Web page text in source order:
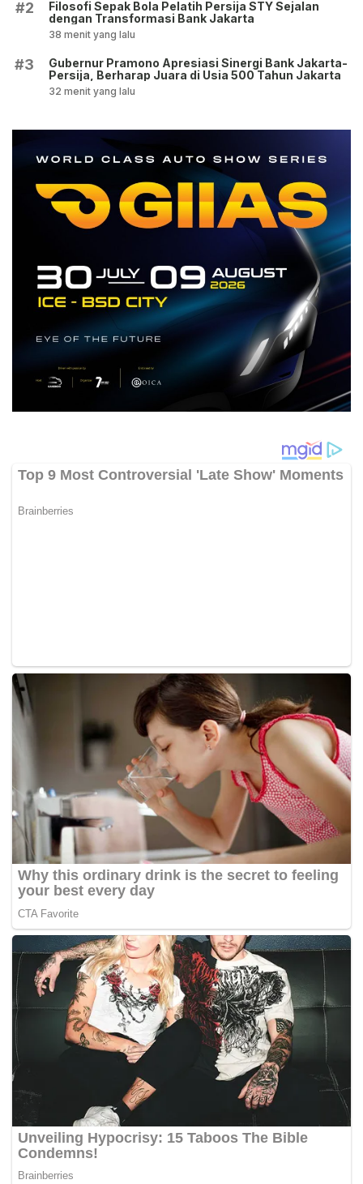
#2
Filosofi Sepak Bola Pelatih Persija STY Sejalan
dengan Transformasi Bank Jakarta
38 menit yang lalu
#3
Gubernur Pramono Apresiasi Sinergi Bank Jakarta-
Persija, Berharap Juara di Usia 500 Tahun Jakarta
32 menit yang lalu